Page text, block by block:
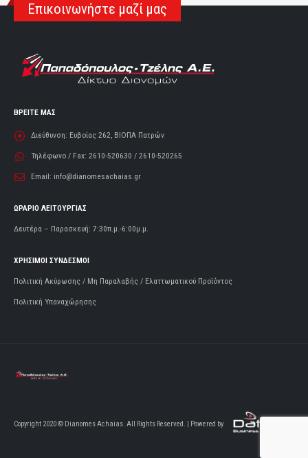
Επικοινωνήστε μαζί μας
ΒΡΕΙΤΕ ΜΑΣ
Διεύθυνση: Ευβοίας 262, ΒΙΟΠΑ Πατρών
Τηλέφωνο / Fax: 2610-520630 / 2610-520265
Email: info@dianomesachaias.gr
ΩΡΑΡΙΟ ΛΕΙΤΟΥΡΓΙΑΣ
Δευτέρα – Παρασκευή: 7:30π.μ.-6:00μ.μ.
ΧΡΗΣΙΜΟΙ ΣΥΝΔΕΣΜΟΙ
Πολιτική Ακύρωσης / Μη Παραλαβής / Ελαττωματικού Προϊόντος
Πολιτική Υπαναχώρησης
Copyright 2020 © Dianomes Achaias. All Rights Reserved. | Powered by